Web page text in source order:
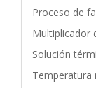
Proceso de
Multiplicador
Solución
Temperatura